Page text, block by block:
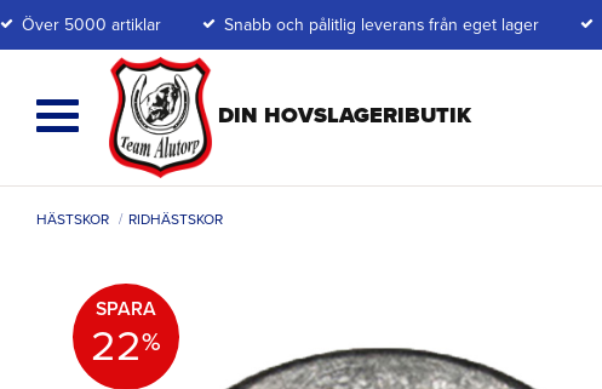
Över 5000 artiklar Snabb och pålitlig leverans från eget lager
HÄSTSKOR RIDHÄSTSKOR
SPARA
22%